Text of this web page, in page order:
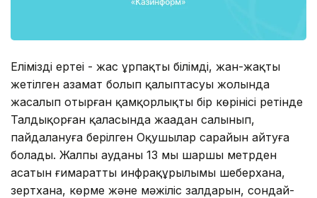
Еліміздің ертеңі - жас ұрпақтың білімді, жан-жақты
жетілген азамат болып қалыптасуы жолында
жасалып отырған қамқорлықтың бір көрінісі ретінде
Талдықорған қаласында жаңадан салынып,
пайдалануға берілген Оқушылар сарайын айтуға
болады. Жалпы ауданы 13 мың шаршы метрден
асатын ғимараттың инфрақұрылымы шеберхана,
зертхана, көрме және мәжіліс залдарын, сондай-